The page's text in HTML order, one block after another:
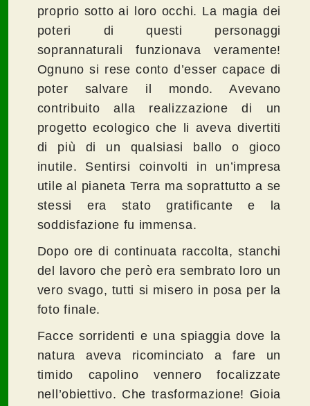
proprio sotto ai loro occhi. La magia dei
poteri di questi personaggi
soprannaturali funzionava veramente!
Ognuno si rese conto d’esser capace di
poter salvare il mondo. Avevano
contribuito alla realizzazione di un
progetto ecologico che li aveva divertiti
di più di un qualsiasi ballo o gioco
inutile. Sentirsi coinvolti in un’impresa
utile al pianeta Terra ma soprattutto a se
stessi era stato gratificante e la
soddisfazione fu immensa.
Dopo ore di continuata raccolta, stanchi
del lavoro che però era sembrato loro un
vero svago, tutti si misero in posa per la
foto finale.
Facce sorridenti e una spiaggia dove la
natura aveva ricominciato a fare un
timido capolino vennero focalizzate
nell’obiettivo. Che trasformazione! Gioia